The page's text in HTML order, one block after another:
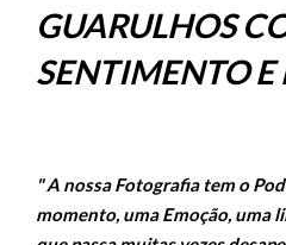
GUARULHOS
SENTIMENTO
" A nossa Fotografia tem o
momento, uma Emoção, uma